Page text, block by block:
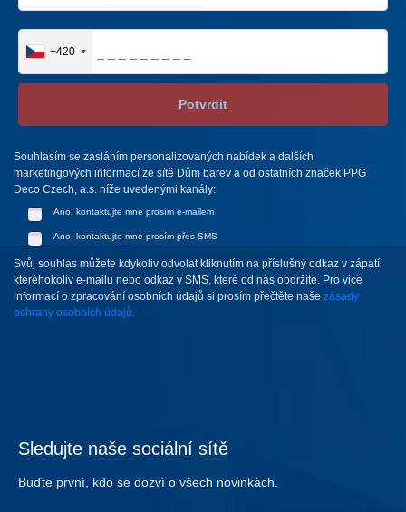
+420
Potvrdit
Souhlasím se zasláním personalizovaných nabídek a dalších
marketingových informací ze sítě Dům barev a od ostatních značek PPG
Deco Czech, a.s. níže uvedenými kanály:
Ano, kontaktujte mne prosím e-mailem
Ano, kontaktujte mne prosím přes SMS
Svůj souhlas můžete kdykoliv odvolat kliknutím na příslušný odkaz v zápatí
kteréhokoliv e-mailu nebo odkaz v SMS, které od nás obdržíte. Pro vice
informací o zpracování osobních údajů si prosím přečtěte naše zásady
ochrany osobních údajů.
Sledujte naše sociální sítě
Buďte první, kdo se dozví o všech novinkách.